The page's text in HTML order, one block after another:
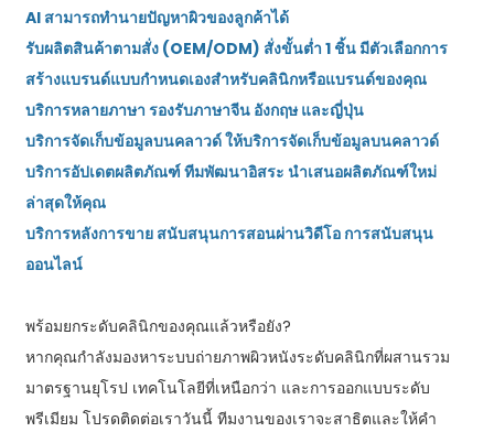
AI สามารถทำนายปัญหาผิวของลูกค้าได้
รับผลิตสินค้าตามสั่ง (OEM/ODM) สั่งขั้นต่ำ 1 ชิ้น มีตัวเลือกการ
สร้างแบรนด์แบบกำหนดเองสำหรับคลินิกหรือแบรนด์ของคุณ
บริการหลายภาษา รองรับภาษาจีน อังกฤษ และญี่ปุ่น
บริการจัดเก็บข้อมูลบนคลาวด์ ให้บริการจัดเก็บข้อมูลบนคลาวด์
บริการอัปเดตผลิตภัณฑ์ ทีมพัฒนาอิสระ นำเสนอผลิตภัณฑ์ใหม่
ล่าสุดให้คุณ
บริการหลังการขาย สนับสนุนการสอนผ่านวิดีโอ การสนับสนุน
ออนไลน์
พร้อมยกระดับคลินิกของคุณแล้วหรือยัง?
หากคุณกำลังมองหาระบบถ่ายภาพผิวหนังระดับคลินิกที่ผสานรวม
มาตรฐานยุโรป เทคโนโลยีที่เหนือกว่า และการออกแบบระดับ
พรีเมียม โปรดติดต่อเราวันนี้ ทีมงานของเราจะสาธิตและให้คำ